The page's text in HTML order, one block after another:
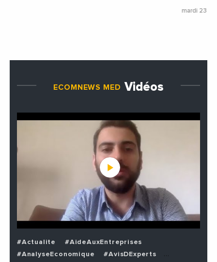
mardi 23
ECOMNEWS MED Vidéos
#Actualite
#AideAuxEntreprises
#AnalyseEconomique
#AvisDExperts